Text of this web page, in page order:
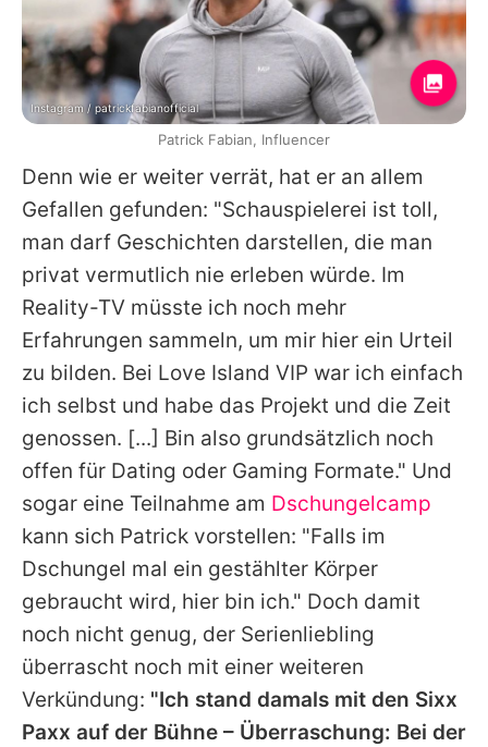
Denn wie er weiter verrät, hat er an allem
Gefallen gefunden: "Schauspielerei ist toll,
man darf Geschichten darstellen, die man
privat vermutlich nie erleben würde. Im
Reality-TV müsste ich noch mehr
Erfahrungen sammeln, um mir hier ein Urteil
zu bilden. Bei Love Island VIP war ich einfach
ich selbst und habe das Projekt und die Zeit
genossen. [...] Bin also grundsätzlich noch
offen für Dating oder Gaming Formate." Und
sogar eine Teilnahme am Dschungelcamp
kann sich Patrick vorstellen: "Falls im
Dschungel mal ein gestählter Körper
gebraucht wird, hier bin ich." Doch damit
noch nicht genug, der Serienliebling
überrascht noch mit einer weiteren
Verkündung: "Ich stand damals mit den Sixx
Paxx auf der Bühne – Überraschung: Bei der
Instagram / patrickfabianofficial
Patrick Fabian, Influencer